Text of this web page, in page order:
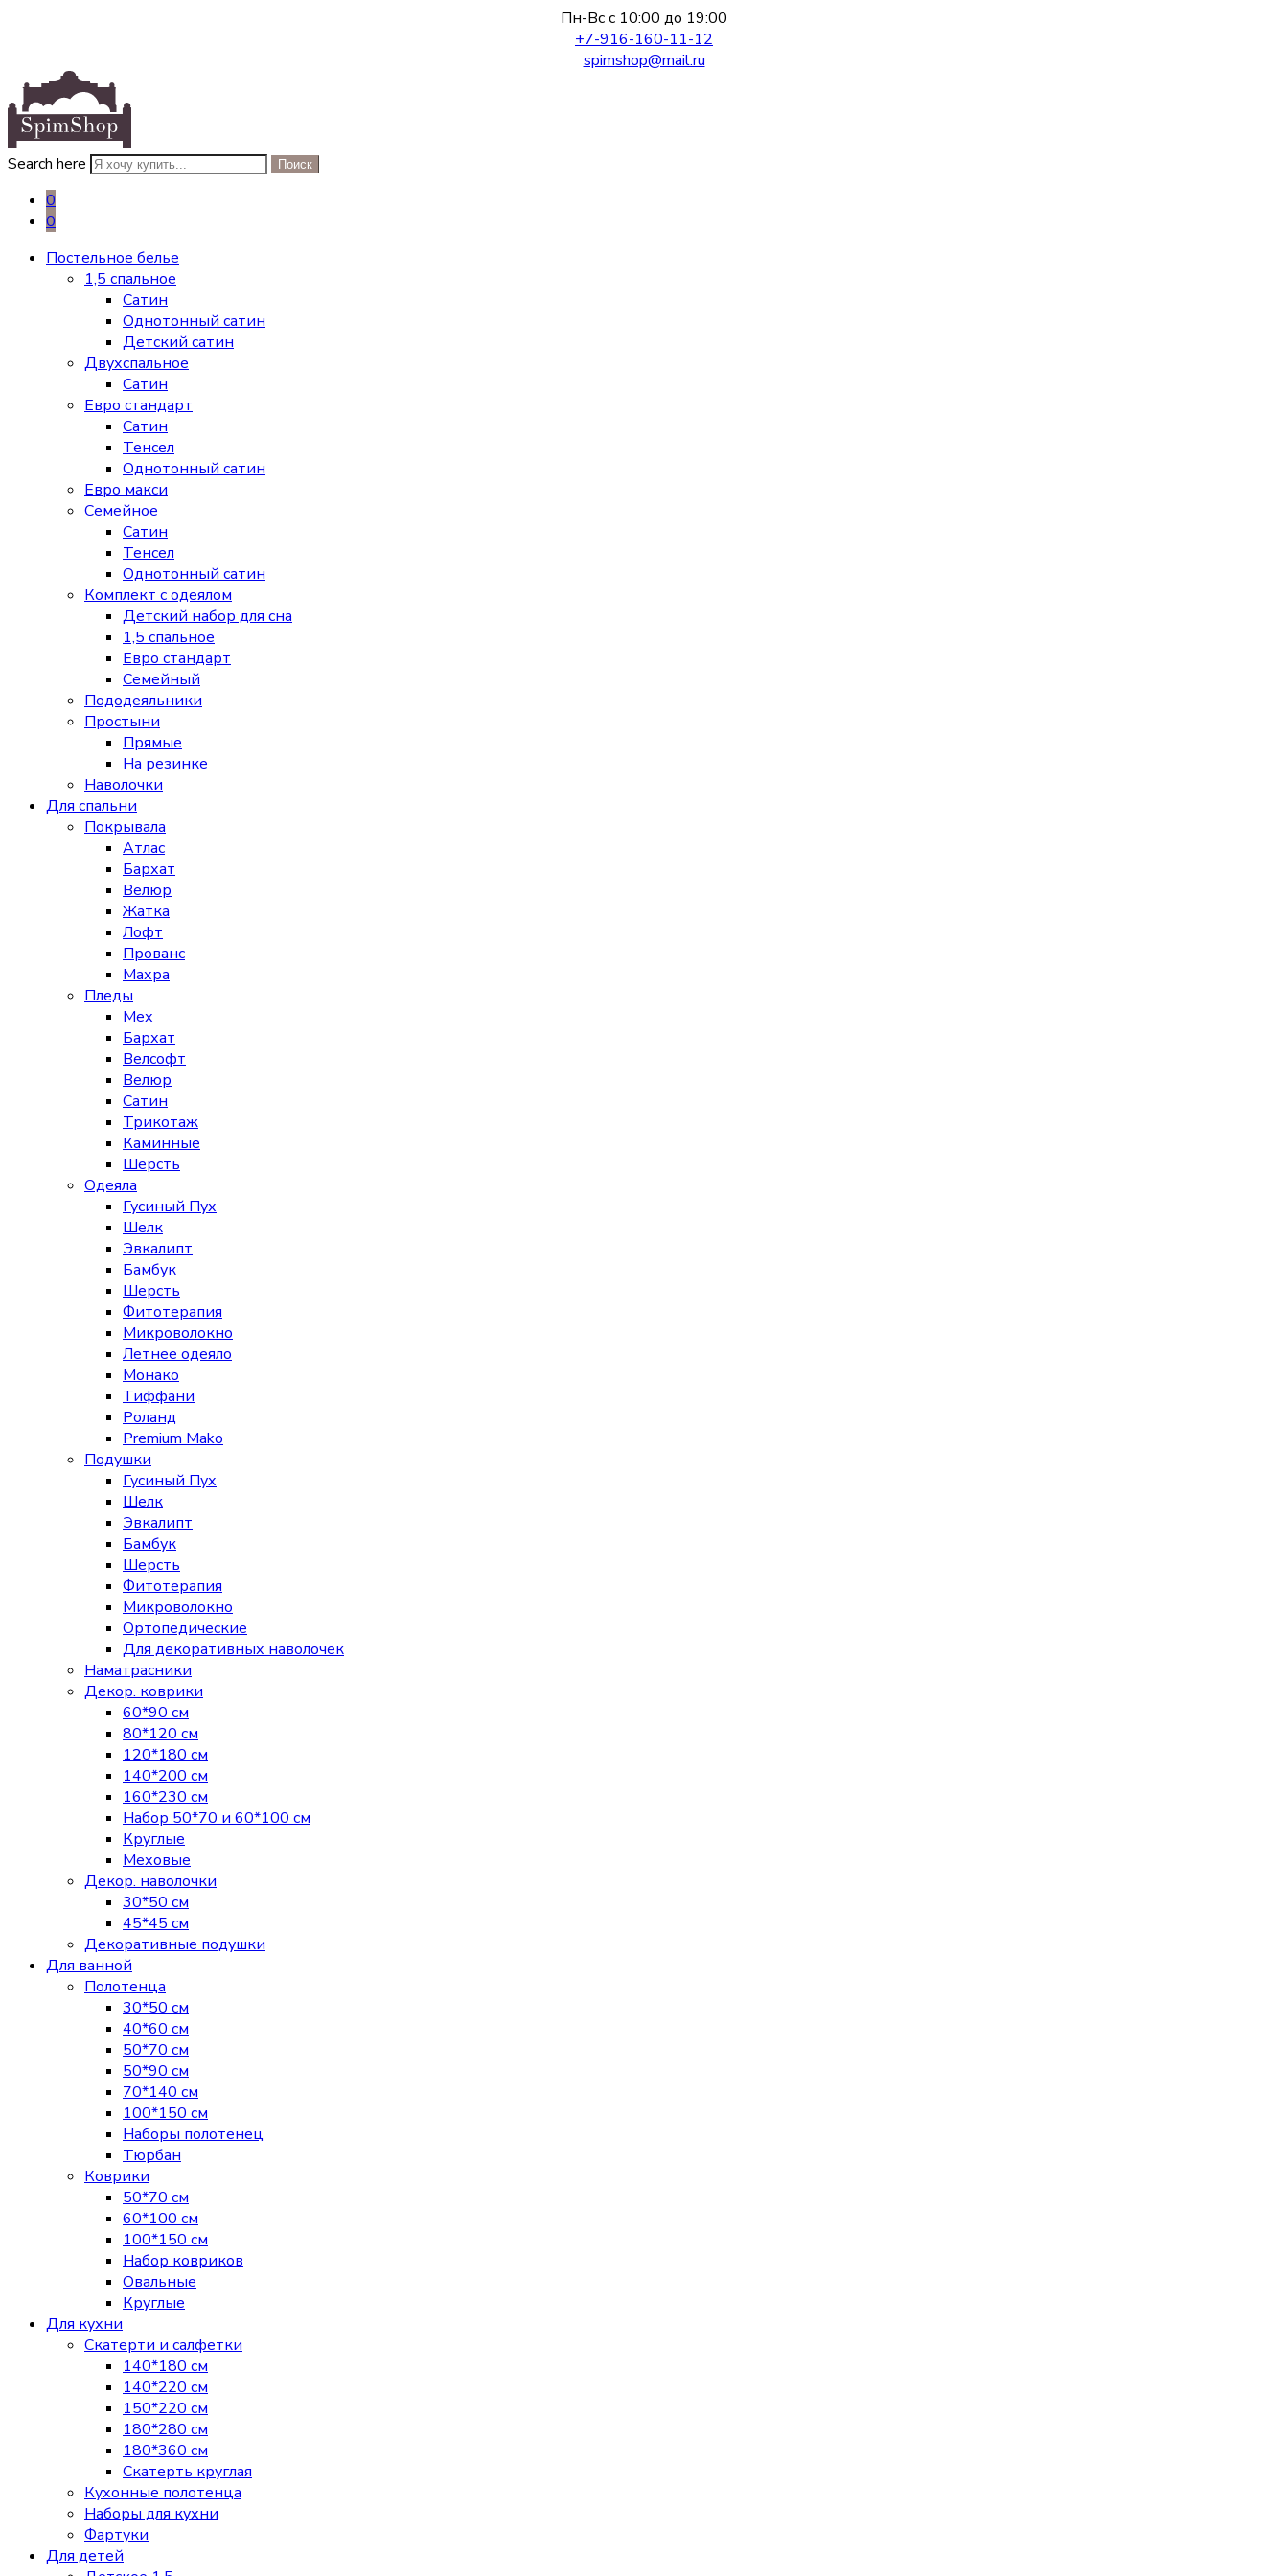
Пн-Вс с 10:00 до 19:00
+7-916-160-11-12
spimshop@mail.ru
Search here Поиск
0
0
Постельное белье
1,5 спальное
Сатин
Однотонный сатин
Детский сатин
Двухспальное
Сатин
Евро стандарт
Сатин
Тенсел
Однотонный сатин
Евро макси
Семейное
Сатин
Тенсел
Однотонный сатин
Комплект с одеялом
Детский набор для сна
1,5 спальное
Евро стандарт
Семейный
Пододеяльники
Простыни
Прямые
На резинке
Наволочки
Для спальни
Покрывала
Атлас
Бархат
Велюр
Жатка
Лофт
Прованс
Махра
Пледы
Мех
Бархат
Велсофт
Велюр
Сатин
Трикотаж
Каминные
Шерсть
Одеяла
Гусиный Пух
Шелк
Эвкалипт
Бамбук
Шерсть
Фитотерапия
Микроволокно
Летнее одеяло
Монако
Тиффани
Роланд
Premium Mako
Подушки
Гусиный Пух
Шелк
Эвкалипт
Бамбук
Шерсть
Фитотерапия
Микроволокно
Ортопедические
Для декоративных наволочек
Наматрасники
Декор. коврики
60*90 см
80*120 см
120*180 см
140*200 см
160*230 см
Набор 50*70 и 60*100 см
Круглые
Меховые
Декор. наволочки
30*50 см
45*45 см
Декоративные подушки
Для ванной
Полотенца
30*50 см
40*60 см
50*70 см
50*90 см
70*140 см
100*150 см
Наборы полотенец
Тюрбан
Коврики
50*70 см
60*100 см
100*150 см
Набор ковриков
Овальные
Круглые
Для кухни
Скатерти и салфетки
140*180 см
140*220 см
150*220 см
180*280 см
180*360 см
Скатерть круглая
Кухонные полотенца
Наборы для кухни
Фартуки
Для детей